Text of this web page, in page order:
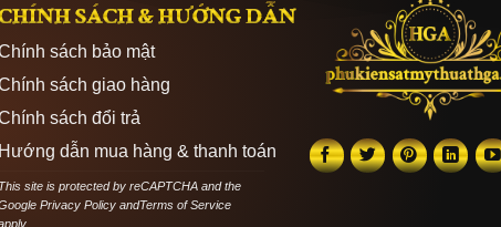
SÁCH & HƯỚNG DẪN
sách bảo mật
sách giao hàng
sách đổi trả
Hướng dẫn mua hàng & thanh toán
This site is protected by reCAPTCHA and the
Privacy PolicyandTerms of Service